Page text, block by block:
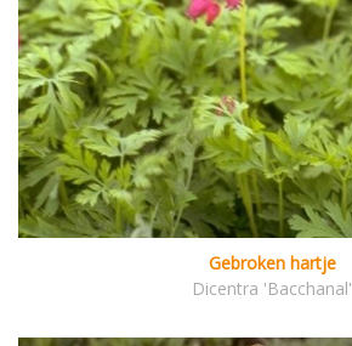
Gebroken hartje
Dicentra 'Bacchanal'